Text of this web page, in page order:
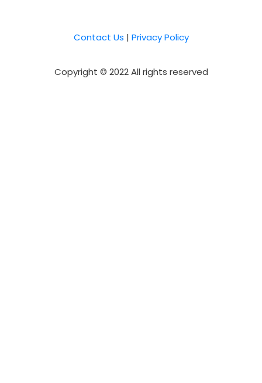
Contact Us | Privacy Policy
Copyright © 2022 All rights reserved